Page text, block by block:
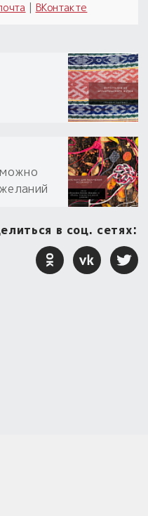
ВКонтакте
в соц. сетях: